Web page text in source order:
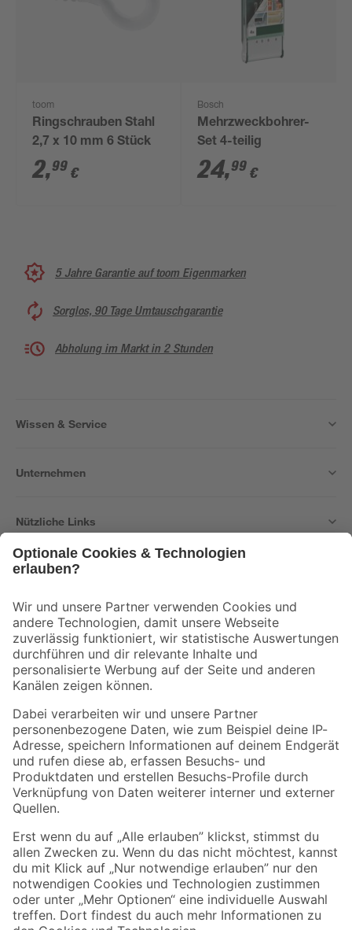
toom
Ringschrauben Stahl
2,7 x 10 mm 6 Stück
2,99 €
Bosch
Mehrzweckbohrer-
Set 4-teilig
24,99 €
5 Jahre Garantie auf toom Eigenmarken
Sorglos, 90 Tage Umtauschgarantie
Abholung im Markt in 2 Stunden
Wissen & Service
Unternehmen
Nützliche Links
Der toom Newsletter: Keine Angebote und Aktionen mehr verpassen!
Zur Newsletter Anmeldung
Folge uns
Zahlungsarten Versandarten
Sicher einkaufen
Jetzt die toom-App herunterladen